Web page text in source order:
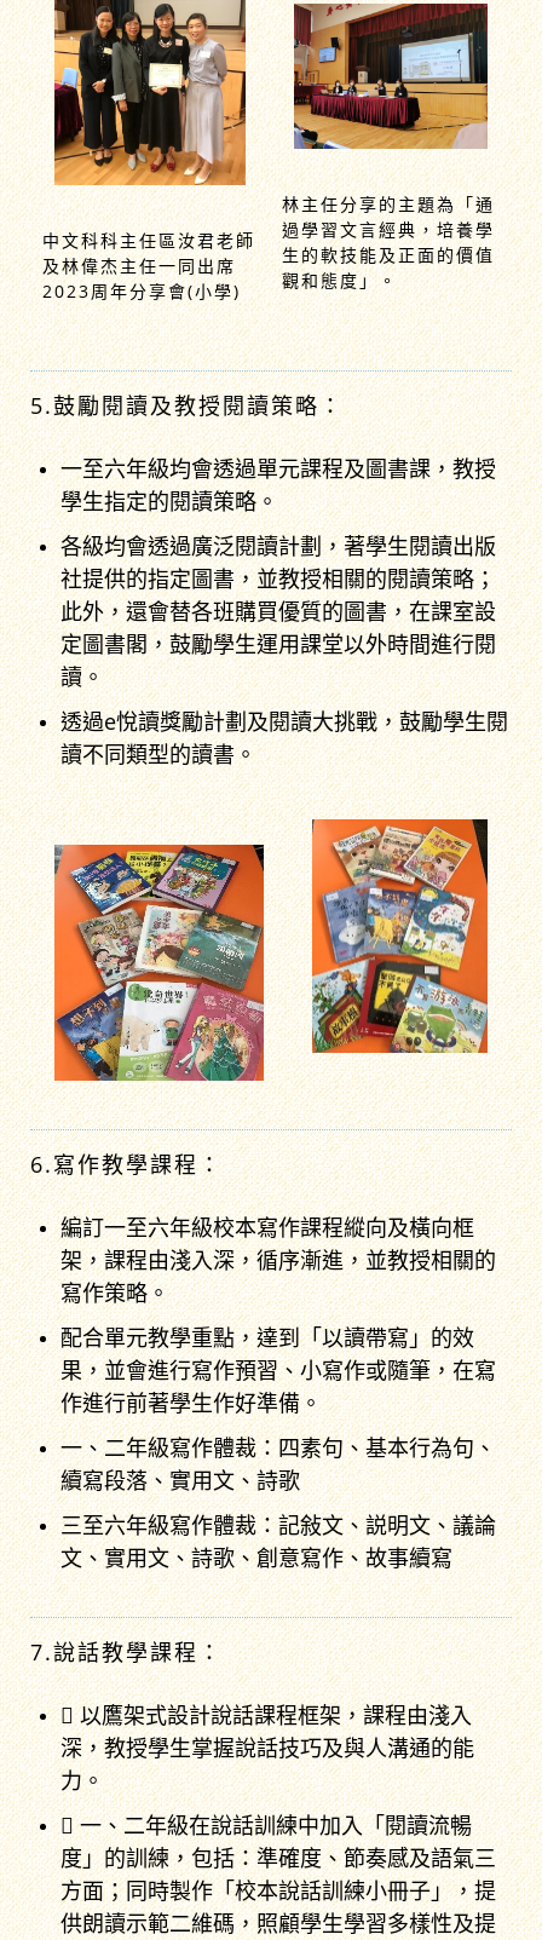
中文科科主任區汝君老師
及林偉杰主任一同出席
2023周年分享會(小學)
林主任分享的主題為「通
過學習文言經典，培養學
生的軟技能及正面的價值
觀和態度」。
5.鼓勵閱讀及教授閱讀策略：
一至六年級均會透過單元課程及圖書課，教授
學生指定的閱讀策略。
各級均會透過廣泛閱讀計劃，著學生閱讀出版
社提供的指定圖書，並教授相關的閱讀策略；
此外，還會替各班購買優質的圖書，在課室設
定圖書閣，鼓勵學生運用課堂以外時間進行閱
讀。
透過e悅讀獎勵計劃及閱讀大挑戰，鼓勵學生閱
讀不同類型的讀書。
6.寫作教學課程：
編訂一至六年級校本寫作課程縱向及橫向框
架，課程由淺入深，循序漸進，並教授相關的
寫作策略。
配合單元教學重點，達到「以讀帶寫」的效
果，並會進行寫作預習、小寫作或隨筆，在寫
作進行前著學生作好準備。
一、二年級寫作體裁：四素句、基本行為句、
續寫段落、實用文、詩歌
三至六年級寫作體裁：記敍文、説明文、議論
文、實用文、詩歌、創意寫作、故事續寫
7.說話教學課程：
 以鷹架式設計說話課程框架，課程由淺入
深，教授學生掌握說話技巧及與人溝通的能
力。
 一、二年級在說話訓練中加入「閱讀流暢
度」的訓練，包括：準確度、節奏感及語氣三
方面；同時製作「校本說話訓練小冊子」，提
供朗讀示範二維碼，照顧學生學習多樣性及提